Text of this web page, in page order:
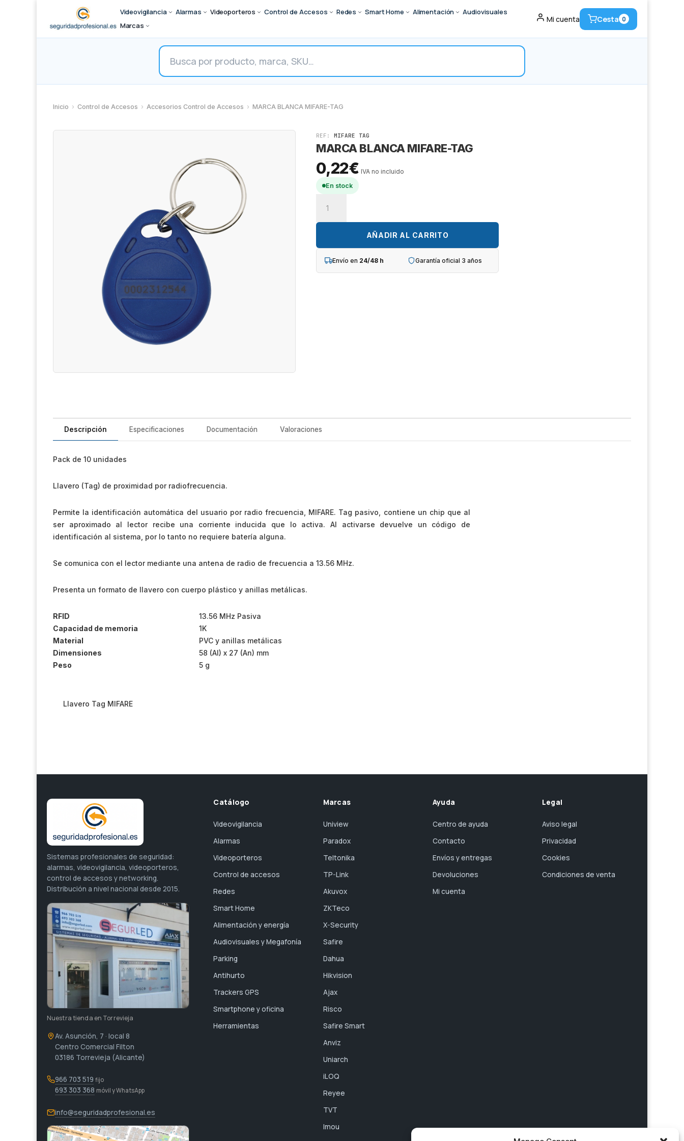
Videovigilancia Alarmas Videoporteros Control de Accesos Redes Smart Home Alimentación
Audiovisuales
Marcas
Mi cuenta Cesta 0
Búsqueda
productos
Inicio › Control de Accesos › Accesorios Control de Accesos › MARCA BLANCA MIFARE-TAG
REF:MIFARE TAG
MARCA BLANCA MIFARE-TAG
0,22€ IVA no incluido
En stock
BLANCA
MIFARE-
cantidad
AÑADIR AL CARRITO
Envío en 24/48 h Garantía oficial 3 años
Descripción Especificaciones Documentación Valoraciones
Pack de 10 unidades
Llavero (Tag) de proximidad por radiofrecuencia.
Permite la identificación automática del usuario por radio frecuencia, MIFARE. Tag pasivo, contiene un chip que al
ser aproximado al lector recibe una corriente inducida que lo activa. Al activarse devuelve un código de
identificación al sistema, por lo tanto no requiere batería alguna.
Se comunica con el lector mediante una antena de radio de frecuencia a 13.56 MHz.
Presenta un formato de llavero con cuerpo plástico y anillas metálicas.
RFID
13.56 MHz Pasiva
Capacidad de memoria
1K
Material
PVC y anillas metálicas
Dimensiones
58 (Al) x 27 (An) mm
Peso
5 g
Llavero Tag MIFARE
Sistemas profesionales de seguridad:
alarmas, videovigilancia, videoporteros,
control de accesos y networking.
Distribución a nivel nacional desde 2015.
Nuestra tienda en Torrevieja
Av. Asunción, 7 · local 8
Centro Comercial Filton
03186 Torrevieja (Alicante)
966 703 519 fijo
693 303 368 móvil y WhatsApp
info@seguridadprofesional.es
Catálogo
Videovigilancia
Alarmas
Videoporteros
Control de accesos
Redes
Smart Home
Alimentación y energía
Audiovisuales y Megafonía
Parking
Antihurto
Trackers GPS
Smartphone y oficina
Herramientas
Marcas
Uniview
Paradox
Teltonika
TP-Link
Akuvox
ZKTeco
X-Security
Safire
Dahua
Hikvision
Ajax
Risco
Safire Smart
Anviz
Uniarch
iLOQ
Reyee
TVT
Imou
Ayuda
Centro de ayuda
Contacto
Envíos y entregas
Devoluciones
Mi cuenta
Legal
Aviso legal
Privacidad
Cookies
Condiciones de venta